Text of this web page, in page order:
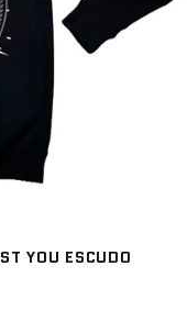
YOU ESCUDO